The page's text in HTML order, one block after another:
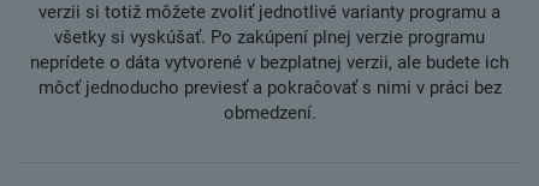
verzii si totiž môžete zvoliť jednotlivé varianty programu a
všetky si vyskúšať. Po zakúpení plnej verzie programu
neprídete o dáta vytvorené v bezplatnej verzii, ale budete ich
môcť jednoducho previesť a pokračovať s nimi v práci bez
obmedzení.